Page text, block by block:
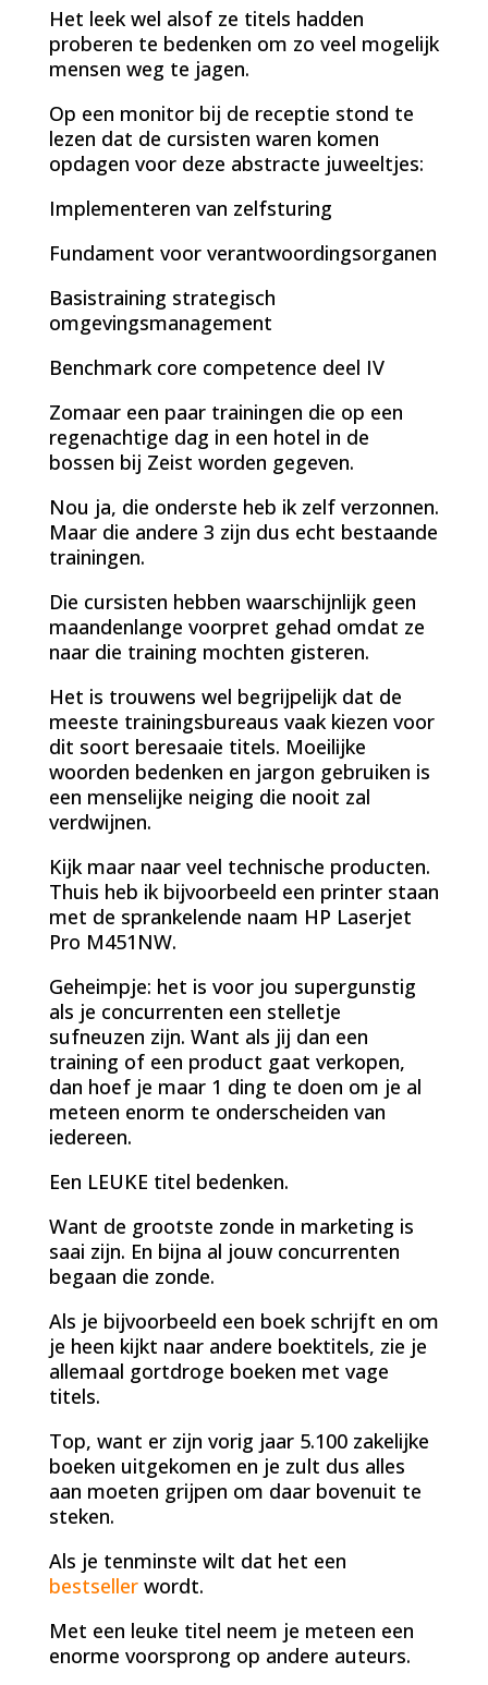
Het leek wel alsof ze titels hadden
proberen te bedenken om zo veel mogelijk
mensen weg te jagen.
Op een monitor bij de receptie stond te
lezen dat de cursisten waren komen
opdagen voor deze abstracte juweeltjes:
Implementeren van zelfsturing
Fundament voor verantwoordingsorganen
Basistraining strategisch
omgevingsmanagement
Benchmark core competence deel IV
Zomaar een paar trainingen die op een
regenachtige dag in een hotel in de
bossen bij Zeist worden gegeven.
Nou ja, die onderste heb ik zelf verzonnen.
Maar die andere 3 zijn dus echt bestaande
trainingen.
Die cursisten hebben waarschijnlijk geen
maandenlange voorpret gehad omdat ze
naar die training mochten gisteren.
Het is trouwens wel begrijpelijk dat de
meeste trainingsbureaus vaak kiezen voor
dit soort beresaaie titels. Moeilijke
woorden bedenken en jargon gebruiken is
een menselijke neiging die nooit zal
verdwijnen.
Kijk maar naar veel technische producten.
Thuis heb ik bijvoorbeeld een printer staan
met de sprankelende naam HP Laserjet
Pro M451NW.
Geheimpje: het is voor jou supergunstig
als je concurrenten een stelletje
sufneuzen zijn. Want als jij dan een
training of een product gaat verkopen,
dan hoef je maar 1 ding te doen om je al
meteen enorm te onderscheiden van
iedereen.
Een LEUKE titel bedenken.
Want de grootste zonde in marketing is
saai zijn. En bijna al jouw concurrenten
begaan die zonde.
Als je bijvoorbeeld een boek schrijft en om
je heen kijkt naar andere boektitels, zie je
allemaal gortdroge boeken met vage
titels.
Top, want er zijn vorig jaar 5.100 zakelijke
boeken uitgekomen en je zult dus alles
aan moeten grijpen om daar bovenuit te
steken.
Als je tenminste wilt dat het een
bestsellerwordt.
Met een leuke titel neem je meteen een
enorme voorsprong op andere auteurs.